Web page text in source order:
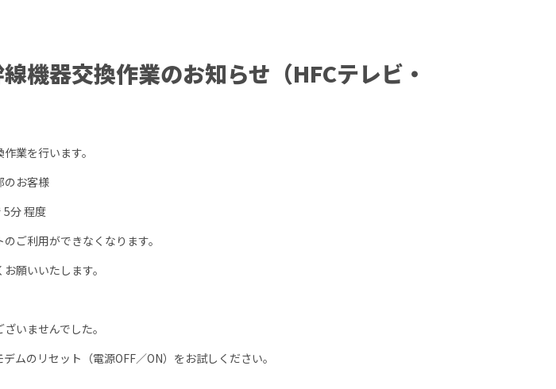
機器交換作業のお知らせ（HFCテレビ・
業を行います。
お客様
分 程度
ご利用ができなくなります。
願いいたします。
いませんでした。
ムのリセット（電源OFF／ON）をお試しください。